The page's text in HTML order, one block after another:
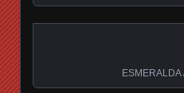
ESMERALDA